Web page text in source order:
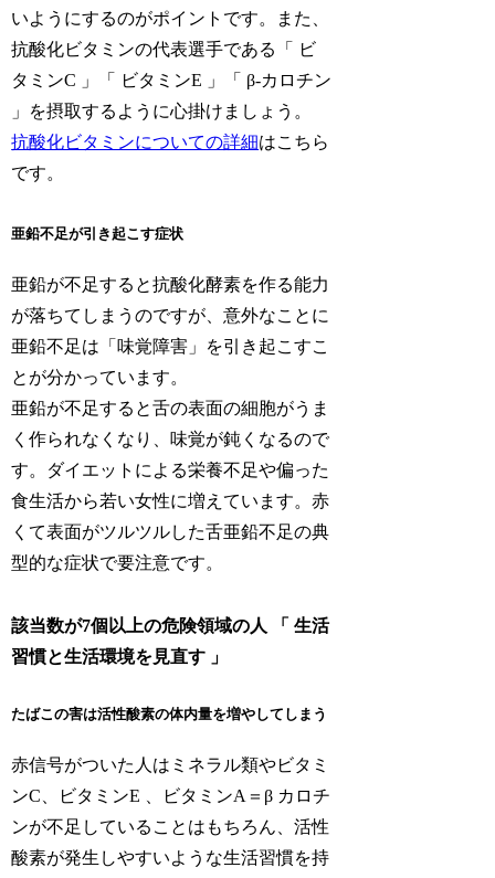
いようにするのがポイントです。また、
抗酸化ビタミンの代表選手である「 ビ
タミンC 」「 ビタミンE 」「 β-カロチン
」を摂取するように心掛けましょう。
抗酸化ビタミンについての詳細はこちら
です。
亜鉛不足が引き起こす症状
亜鉛が不足すると抗酸化酵素を作る能力
が落ちてしまうのですが、意外なことに
亜鉛不足は「味覚障害」を引き起こすこ
とが分かっています。
亜鉛が不足すると舌の表面の細胞がうま
く作られなくなり、味覚が鈍くなるので
す。ダイエットによる栄養不足や偏った
食生活から若い女性に増えています。赤
くて表面がツルツルした舌亜鉛不足の典
型的な症状で要注意です。
該当数が7個以上の危険領域の人 「 生活
習慣と生活環境を見直す 」
たばこの害は活性酸素の体内量を増やしてしまう
赤信号がついた人はミネラル類やビタミ
ンC、ビタミンE 、ビタミンA＝β カロチ
ンが不足していることはもちろん、活性
酸素が発生しやすいような生活習慣を持